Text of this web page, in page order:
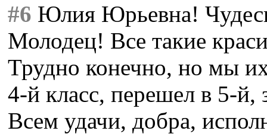
#6 Юлия Юрьевна!
Молодец! Все такие
Трудно конечно, но мы
4-й класс, перешел в 5-й,
Всем удачи, добра,